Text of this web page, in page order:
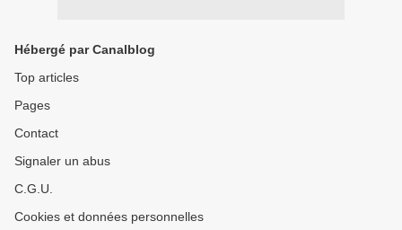
Hébergé par Canalblog
Top articles
Pages
Contact
Signaler un abus
C.G.U.
Cookies et données personnelles